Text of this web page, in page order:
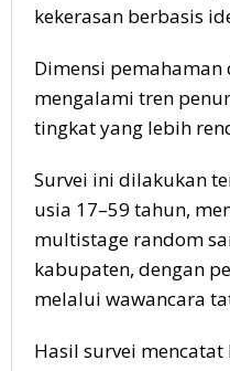
kekerasan berbasis
Dimensi
mengalami tren
tingkat yang lebih
Survei ini dilakukan
usia 17–59 tahun,
multistage random
kabupaten, dengan
melalui wawancara
Hasil survei mencatat